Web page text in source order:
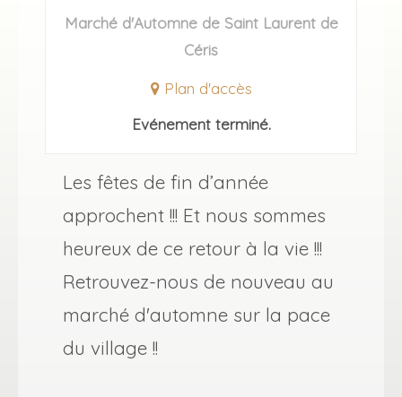
Marché d'Automne de Saint Laurent de
Céris
Plan d'accès
Evénement terminé.
Les fêtes de fin d’année
approchent !!! Et nous sommes
heureux de ce retour à la vie !!!
Retrouvez-nous de nouveau au
marché d'automne sur la pace
du village !!